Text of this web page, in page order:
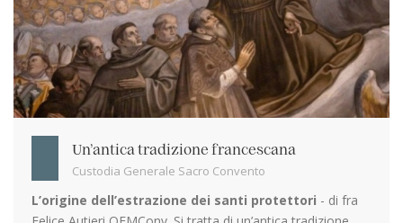
Un’antica tradizione francescana
Custodia Generale Sacro Convento
L’origine dell’estrazione dei santi protettori - di fra